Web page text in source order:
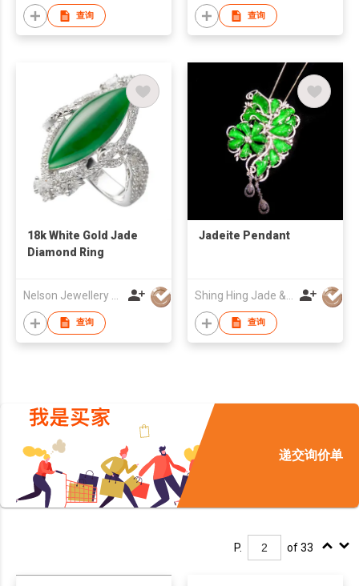
查询 查询
18k White Gold Jade
Diamond Ring
查询
Jadeite Pendant
查询
递交询价单
P. of 33